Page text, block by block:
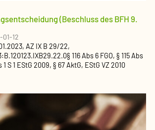
(Beschluss des BFH 9.
12
, AZ IX B 29/22,
§ 116 Abs 6 FGO, § 115 Abs
1 S 1 EStG 2009, § 67 AktG, EStG VZ 2010